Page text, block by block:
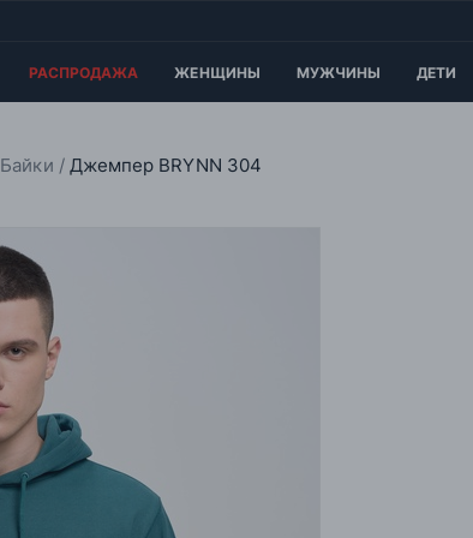
РАСПРОДАЖА ЖЕНЩИНЫ МУЖЧИНЫ ДЕТИ
Байки Джемпер BRYNN 304